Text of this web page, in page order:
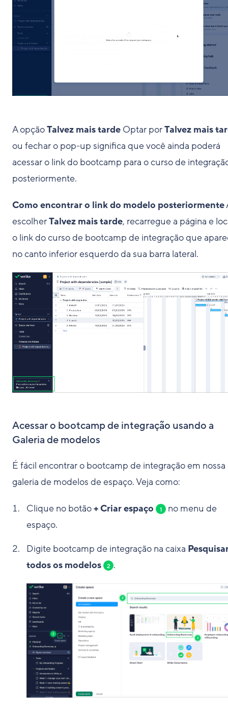
A opçãoTalvez mais tarde Optar porTalvez mais
ou fechar o pop-up significa que você ainda poderá
acessar o link do bootcamp para o curso de
posteriormente.
Como encontrar o link do modelo posteriormente
escolherTalvez mais tarde, recarregue a página e
o link do curso de bootcamp de integração que
no canto inferior esquerdo da sua barra lateral.
Acessar o bootcamp de integração usando a
Galeria de modelos
É fácil encontrar o bootcamp de integração em nossa
galeria de modelos de espaço. Veja como:
Clique no botão+ Criar espaço 1
no menu de
espaço.
Digite bootcamp de integração na caixa
todos os modelos
2 .